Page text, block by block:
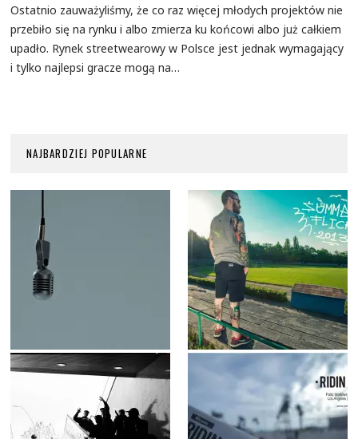
Ostatnio zauważyliśmy, że co raz więcej młodych projektów nie
przebiło się na rynku i albo zmierza ku końcowi albo już całkiem
upadło. Rynek streetwearowy w Polsce jest jednak wymagający
i tylko najlepsi gracze mogą na…
NAJBARDZIEJ POPULARNE